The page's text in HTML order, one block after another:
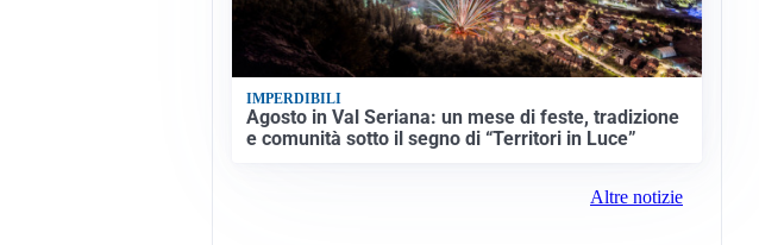
IMPERDIBILI
Agosto in Val Seriana: un mese di feste, tradizione
e comunità sotto il segno di “Territori in Luce”
Altre notizie